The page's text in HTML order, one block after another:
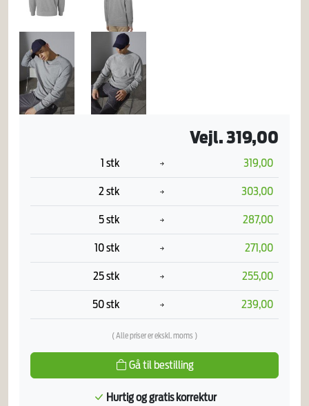
Vejl. 319,00
1 stk 319,00
2 stk 303,00
5 stk 287,00
10 stk 271,00
25 stk 255,00
50 stk 239,00
( Alle priser er ekskl. moms )
Gå til bestilling
Hurtig og gratis korrektur